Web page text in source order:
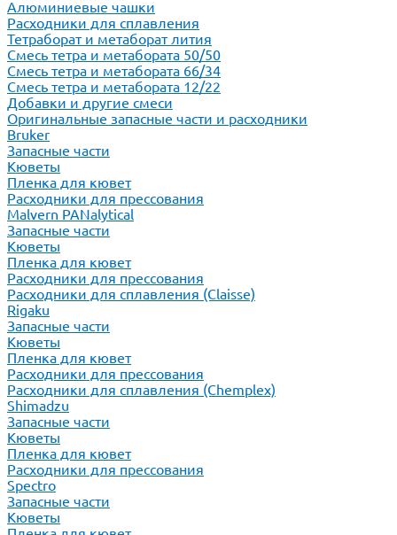
Алюминиевые чашки
Расходники для сплавления
Тетраборат и метаборат лития
Смесь тетра и метабората 50/50
Смесь тетра и метабората 66/34
Смесь тетра и метабората 12/22
Добавки и другие смеси
Оригинальные запасные части и расходники
Bruker
Запасные части
Кюветы
Пленка для кювет
Расходники для прессования
Malvern PANalytical
Запасные части
Кюветы
Пленка для кювет
Расходники для прессования
Расходники для сплавления (Claisse)
Rigaku
Запасные части
Кюветы
Пленка для кювет
Расходники для прессования
Расходники для сплавления (Chemplex)
Shimadzu
Запасные части
Кюветы
Пленка для кювет
Расходники для прессования
Spectro
Запасные части
Кюветы